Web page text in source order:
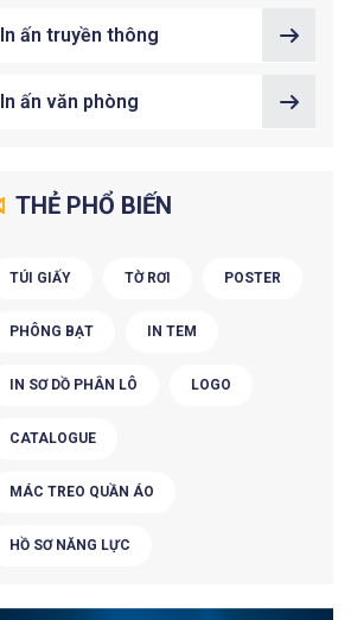
In ấn truyền thông
In ấn văn phòng
THẺ PHỔ BIẾN
TÚI GIẤY TỜ RƠI POSTER
PHÔNG BẠT IN TEM
IN SƠ DỒ PHÂN LÔ LOGO
CATALOGUE
MÁC TREO QUẦN ÁO
HỒ SƠ NĂNG LỰC